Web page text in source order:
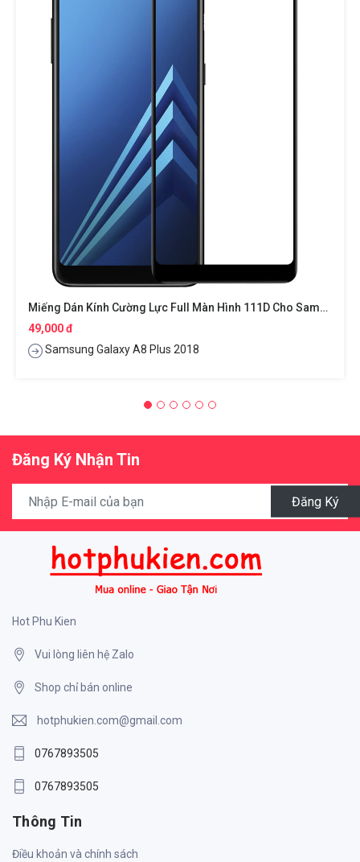
Miếng Dán Kính Cường Lực Full Màn Hình 111D Cho Samsung Galaxy A8 Plus 2018 Hiệu HOTCASE
49,000 đ
Samsung Galaxy A8 Plus 2018
Đăng Ký Nhận Tin
Đăng Ký
Hot Phu Kien
Vui lòng liên hệ Zalo
Shop chỉ bán online
hotphukien.com@gmail.com
0767893505
0767893505
Thông Tin
Điều khoản và chính sách